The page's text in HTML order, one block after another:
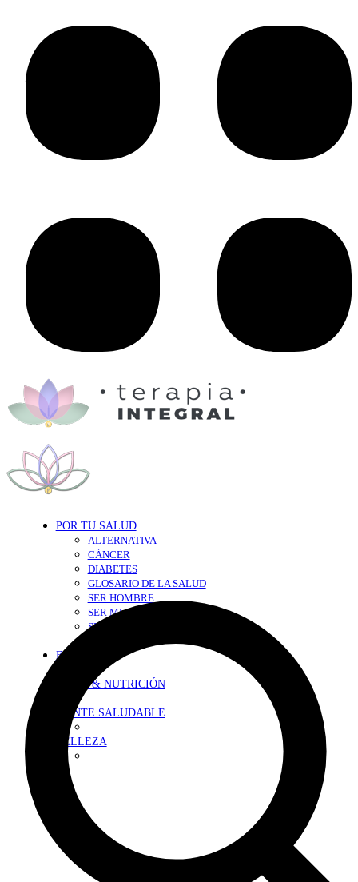
POR TU SALUD
ALTERNATIVA
CÁNCER
DIABETES
GLOSARIO DE LA SALUD
SER HOMBRE
SER MUJER
SEXY-SALUD
EN FORMA
DIETA & NUTRICIÓN
MENTE SALUDABLE
BELLEZA